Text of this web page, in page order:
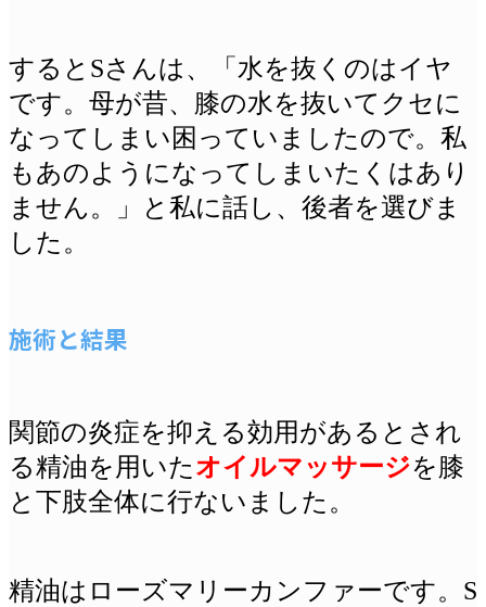
するとSさんは、「水を抜くのはイヤ
です。母が昔、膝の水を抜いてクセに
なってしまい困っていましたので。私
もあのようになってしまいたくはあり
ません。」と私に話し、後者を選びま
した。
施術と結果
関節の炎症を抑える効用があるとされ
る精油を用いたオイルマッサージを膝
と下肢全体に行ないました。
精油はローズマリーカンファーです。S